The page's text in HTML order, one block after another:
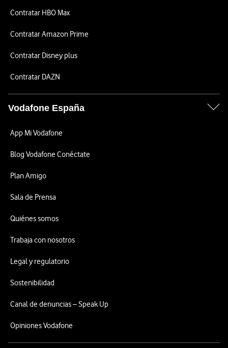
Contratar HBO Max
Contratar Amazon Prime
Contratar Disney plus
Contratar DAZN
Vodafone España
App Mi Vodafone
Blog Vodafone Conéctate
Plan Amigo
Sala de Prensa
Quiénes somos
Trabaja con nosotros
Legal y regulatorio
Sostenibilidad
Canal de denuncias – Speak Up
Opiniones Vodafone